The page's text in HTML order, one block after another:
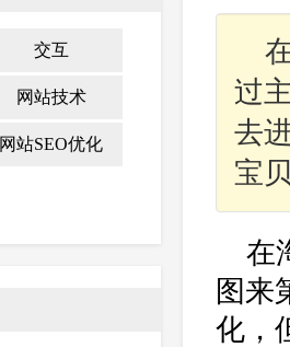
交互
网站技术
网站SEO优化
过
去
宝
在
图来
化，